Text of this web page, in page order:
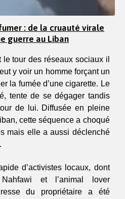
: de la cruauté virale
guerre au Liban
tour des réseaux sociaux il
y voir un homme forçant un
la fumée d’une cigarette. Le
tente de se dégager tandis
de lui. Diffusée en pleine
cette séquence a choqué
mais elle a aussi déclenché
d’activistes locaux, dont
Nahfawi et l’animal lover
du propriétaire a été